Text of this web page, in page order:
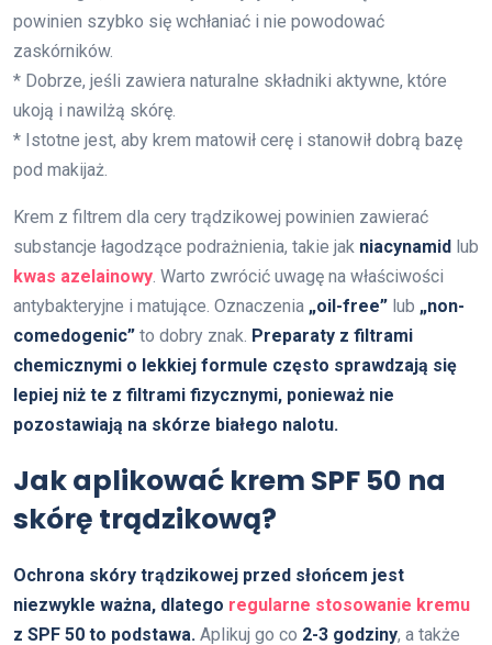
powinien szybko się wchłaniać i nie powodować
zaskórników.
* Dobrze, jeśli zawiera naturalne składniki aktywne, które
ukoją i nawilżą skórę.
* Istotne jest, aby krem matowił cerę i stanowił dobrą bazę
pod makijaż.
Krem z filtrem dla cery trądzikowej powinien zawierać
substancje łagodzące podrażnienia, takie jak niacynamid lub
kwas azelainowy. Warto zwrócić uwagę na właściwości
antybakteryjne i matujące. Oznaczenia „oil-free” lub „non-
comedogenic” to dobry znak. Preparaty z filtrami
chemicznymi o lekkiej formule często sprawdzają się
lepiej niż te z filtrami fizycznymi, ponieważ nie
pozostawiają na skórze białego nalotu.
Jak aplikować krem SPF 50 na
skórę trądzikową?
Ochrona skóry trądzikowej przed słońcem jest
niezwykle ważna, dlatego regularne stosowanie kremu
z SPF 50 to podstawa. Aplikuj go co 2-3 godziny, a także